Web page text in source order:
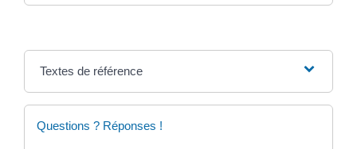
Textes de référence
Questions ? Réponses !